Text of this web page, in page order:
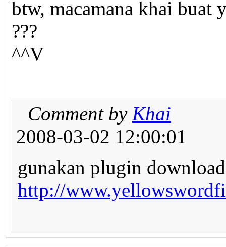
btw, macamana khai buat
???
^^V
Comment by Khai
2008-03-02 12:00:01
gunakan plugin
http://